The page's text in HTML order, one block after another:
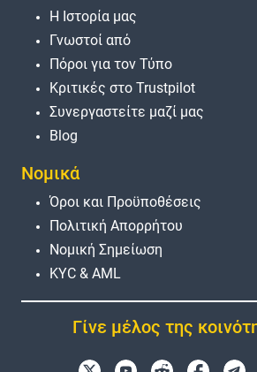
Η Ιστορία μας
Γνωστοί από
Πόροι για τον Τύπο
Κριτικές στο Trustpilot
Συνεργαστείτε μαζί μας
Blog
Νομικά
Όροι και Προϋποθέσεις
Πολιτική Απορρήτου
Νομική Σημείωση
KYC & AML
Γίνε μέλος της